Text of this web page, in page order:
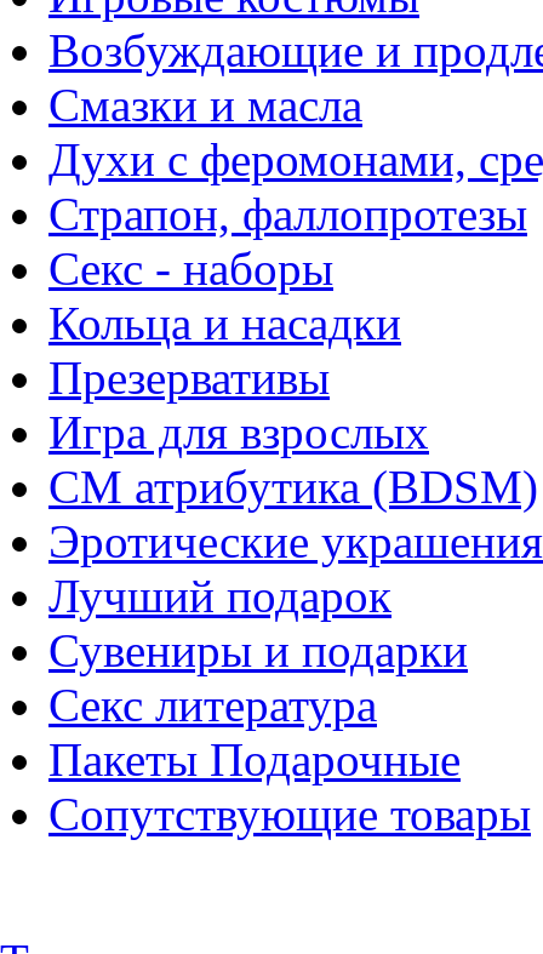
Возбуждающие и
Смазки и масла
Духи с феромонами,
Страпон, фаллопротезы
Секс - наборы
Кольца и насадки
Презервативы
Игра для взрослых
СМ атрибутика (BDSM)
Эротические
Лучший подарок
Сувениры и подарки
Секс литература
Пакеты Подарочные
Сопутствующие товары